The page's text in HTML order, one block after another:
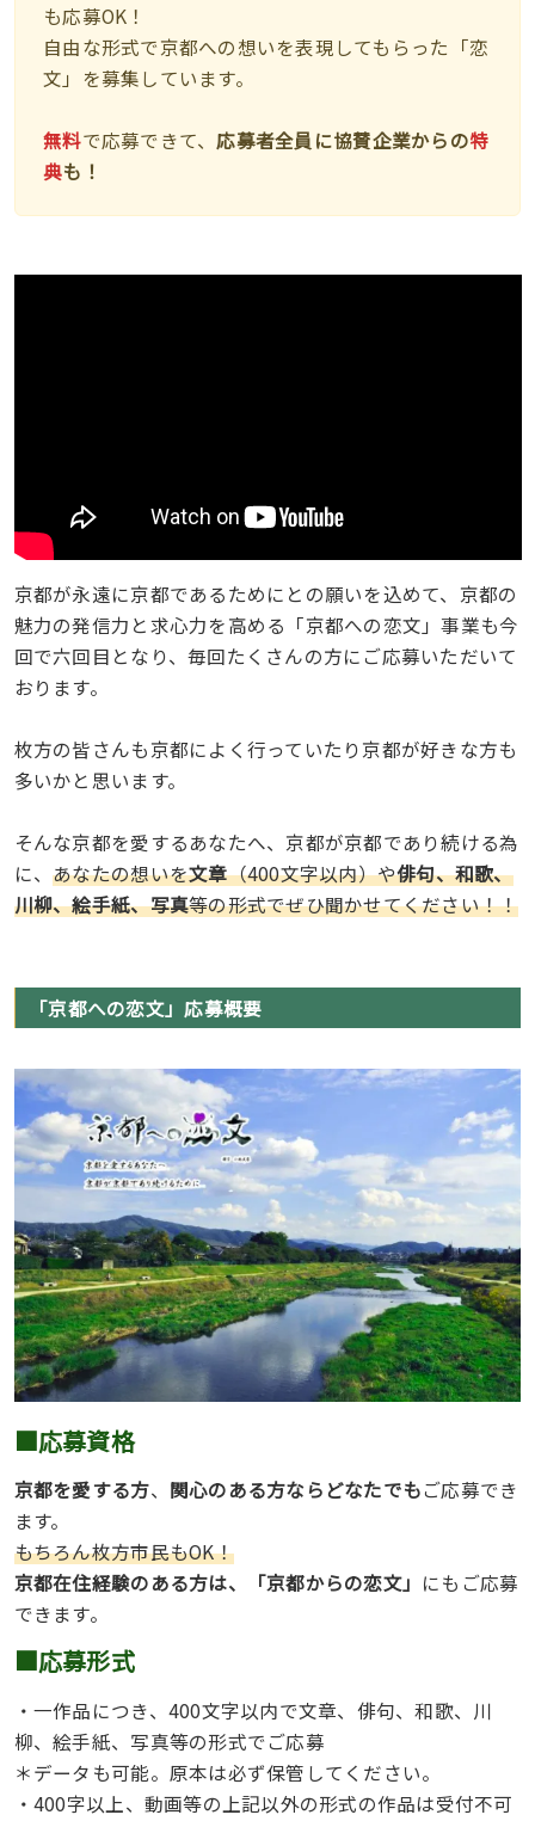
も応募OK！
自由な形式で京都への想いを表現してもらった「恋
文」を募集しています。
無料で応募できて、 応募者全員に協賛企業からの特
典も！
京都が永遠に京都であるためにとの願いを込めて、京都の
魅力の発信力と求心力を高める「京都への恋文」事業も今
回で六回目となり、毎回たくさんの方にご応募いただいて
おります。
枚方の皆さんも京都によく行っていたり京都が好きな方も
多いかと思います。
そんな京都を愛するあなたへ、京都が京都であり続ける為
に、あなたの想いを文章（400文字以内）や俳句、和歌、
川柳、絵手紙、写真等の形式でぜひ聞かせてください！！
「京都への恋文」応募概要
■応募資格
京都を愛する方、 関心のある方ならどなたでもご応募でき
ます。
もちろん枚方市民もOK！
京都在住経験のある方は、「京都からの恋文」 にもご応募
できます。
■応募形式
・一作品につき、400文字以内で文章、俳句、和歌、川
柳、絵手紙、写真等の形式でご応募
＊データも可能。原本は必ず保管してください。
・400字以上、動画等の上記以外の形式の作品は受付不可